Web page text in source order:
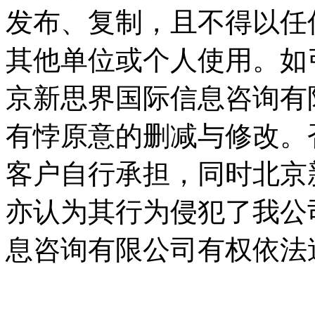
发布、复制，且不得以
其他单位或个人使用。
京新思界国际信息咨询
有悖原意的删减与修改
客户自行承担，同时北
亦认为其行为侵犯了我
息咨询有限公司有权依